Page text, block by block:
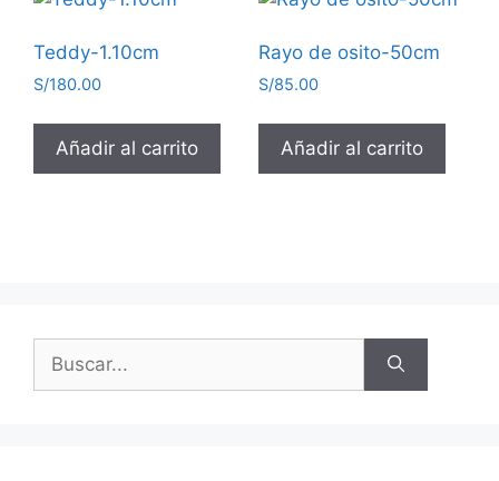
Teddy-1.10cm
S/180.00
Añadir al carrito
Rayo de osito-50cm
S/85.00
Añadir al carrito